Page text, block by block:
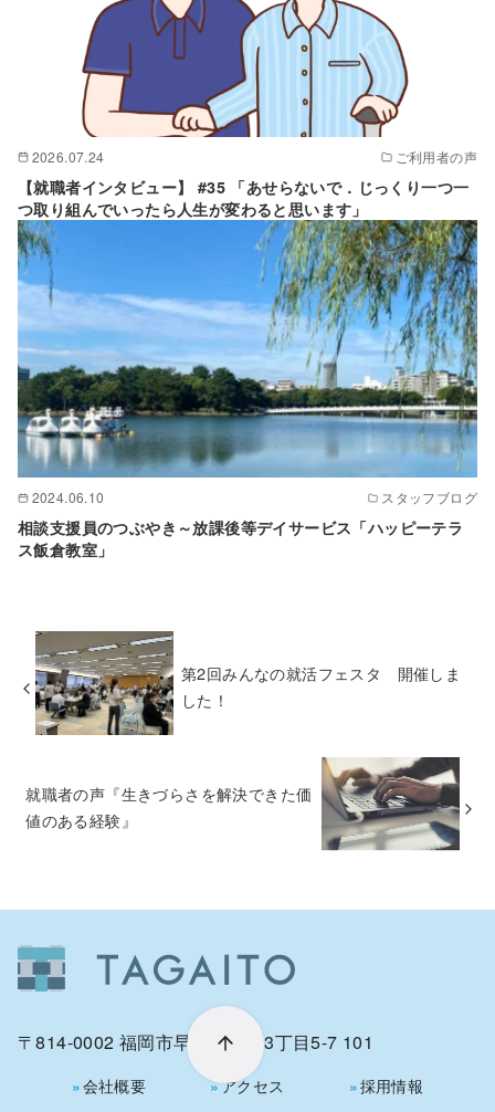
2026.07.24 ご利用者の声
【就職者インタビュー】 #35 「あせらないで．じっくり一つ一
つ取り組んでいったら人生が変わると思います」
2024.06.10 スタッフブログ
相談支援員のつぶやき～放課後等デイサービス「ハッピーテラ
ス飯倉教室」
第2回みんなの就活フェスタ 開催しま
した！
就職者の声『生きづらさを解決できた価
値のある経験』
〒814-0002 福岡市早良区西新3丁目5-7 101
会社概要 アクセス 採用情報